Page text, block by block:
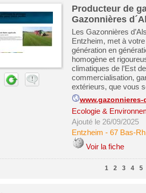
Producteur de
Gazonnières
Les Gazonnières
Entzheim, met à
génération en
homogène et
climatiques de l’Est
commercialisation,
extérieurs, que vous
www.gazonnieres-
Ecologie &
Ajouté le 26/09/2025
Entzheim - 67 Bas-
Voir la fiche
1 2 3 4 5